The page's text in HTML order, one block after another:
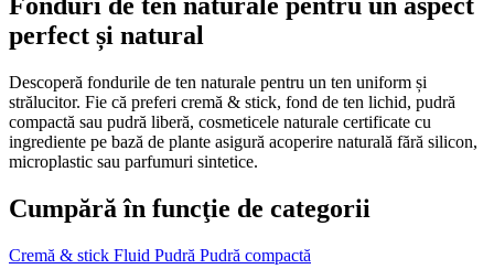
perfect și natural
Descoperă fondurile de ten naturale pentru un ten uniform și
strălucitor. Fie că preferi cremă & stick, fond de ten lichid, pudră
compactă sau pudră liberă, cosmeticele naturale certificate cu
ingrediente pe bază de plante asigură acoperire naturală fără silicon,
microplastic sau parfumuri sintetice.
Cumpără în funcţie de categorii
Cremă & stick Fluid Pudră Pudră compactă